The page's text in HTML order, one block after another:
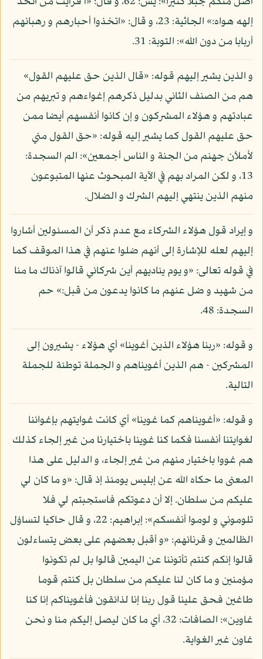
إلهه هواه:» الجاثية: 23، و قال: «اتخذوا أحبارهم و رهبانهم
أربابا من دون الله»: التوبة: 31.
و الذين يشير إليهم قوله: «قال الذين حق عليهم القول»
هم من الصنف الثاني بدليل ذكرهم إغواءهم و تبريهم من
عبادتهم و هؤلاء المشركون و إن كانوا أنفسهم أيضا ممن
حق عليهم القول كما يشير إليه قوله: «حق القول مني
لأملأن جهنم من الجنة و الناس أجمعين»: الم السجدة:
13، و لكن المراد بهم في الآية المبحوث عنها المتبوعون
منهم الذين ينتهي إليهم الشرك و الضلال.
و إيراد قول هؤلاء الشركاء مع عدم ذكر أن المسئولين أشاروا
إليهم لعله للإشارة إلى أنهم ضلوا عنهم في هذا الموقف كما
في قوله تعالى: «و يوم يناديهم أين شركائي قالوا آذناك ما منا
من شهيد و ضل عنهم ما كانوا يدعون من قبل:» حم
السجدة: 48.
و قوله: «ربنا هؤلاء الذين أغوينا» أي هؤلاء - يشيرون إلى
المشركين - هم الذين أغويناهم و الجملة توطئة للجملة
التالية.
و قوله: «أغويناهم كما غوينا» أي كانت غوايتهم بإغوائنا
لغوايتنا أنفسنا فكما كنا غوينا باختيارنا من غير إلجاء كذلك
هم غووا باختيار منهم من غير إلجاء، و الدليل على هذا
المعنى ما حكاه الله عن إبليس يومئذ إذ قال: «و ما كان لي
عليكم من سلطان. إلا أن دعوتكم فاستجبتم لي فلا
تلوموني و لوموا أنفسكم»: إبراهيم: 22، و قال حاكيا لتساؤل
الظالمين و قرنائهم: «و أقبل بعضهم على بعض يتساءلون
قالوا إنكم كنتم تأتوننا عن اليمين قالوا بل لم تكونوا
مؤمنين و ما كان لنا عليكم من سلطان بل كنتم قوما
طاغين فحق علينا قول ربنا إنا لذائقون فأغويناكم إنا كنا
غاوين»: الصافات: 32، أي ما كان ليصل إليكم منا و نحن
غاون غير الغواية.